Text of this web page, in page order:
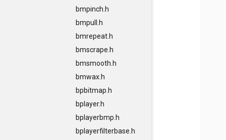
bmpinch.h
bmpull.h
bmrepeat.h
bmscrape.h
bmsmooth.h
bmwax.h
bpbitmap.h
bplayer.h
bplayerbmp.h
bplayerfilterbase.h